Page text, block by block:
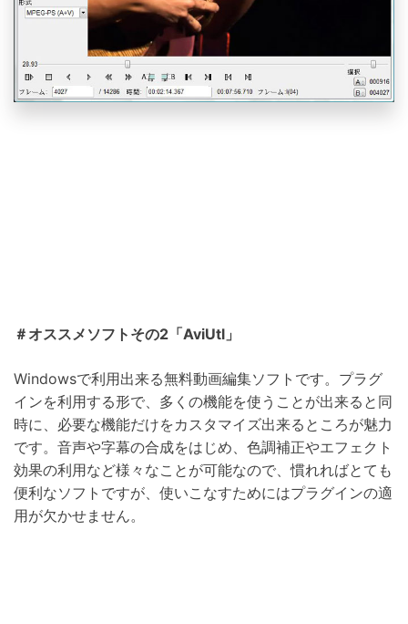
＃オススメソフトその2「AviUtl」
Windowsで利用出来る無料動画編集ソフトです。プラグ
インを利用する形で、多くの機能を使うことが出来ると同
時に、必要な機能だけをカスタマイズ出来るところが魅力
です。音声や字幕の合成をはじめ、色調補正やエフェクト
効果の利用など様々なことが可能なので、慣れればとても
便利なソフトですが、使いこなすためにはプラグインの適
用が欠かせません。